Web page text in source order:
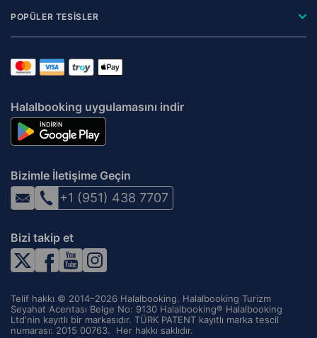
POPÜLER TESİSLER
Halalbooking uygulamasını indir
Bizimle İletişime Geçin
+1 (951) 438 7707
Bizi takip et
Telif hakkı © 2014–2026 Halalbooking. Halalbooking Turizm
Seyahat Acentası Belge No: 9130 Halalbooking® Halalbooking
Ltd'nin kayıtlı bir markasıdır. TÜRK PATENT kayıtlı marka tescil
numarası: 2015 00763. ‌ Her hakkı saklıdır.